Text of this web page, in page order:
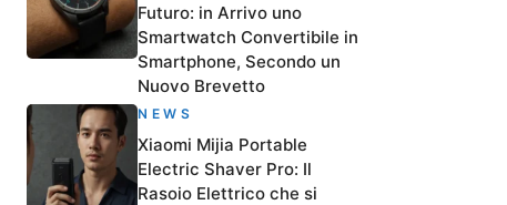
Futuro: in Arrivo uno
Smartwatch Convertibile in
Smartphone, Secondo un
Nuovo Brevetto
NEWS
Xiaomi Mijia Portable
Electric Shaver Pro: Il
Rasoio Elettrico che si